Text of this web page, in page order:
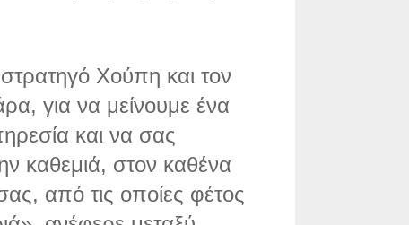
Χούπη και τον
για να μείνουμε ένα
και να σας
καθεμιά, στον καθένα
από τις οποίες φέτος